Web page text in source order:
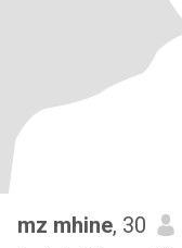
mz mhine, 30